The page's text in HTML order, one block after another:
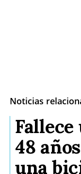
Noticias
48
una